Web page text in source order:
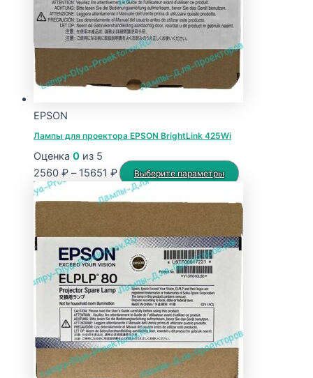
товара.
EPSON
Лампы для проектора EPSON BrightLink 425Wi
Оценка 0 из 5
2560 ₽ – 15651 ₽Диапазон
цен:
2560 ₽
15651 ₽
Выберите параметры
Этот
имеет
несколько
вариаций.
товара.